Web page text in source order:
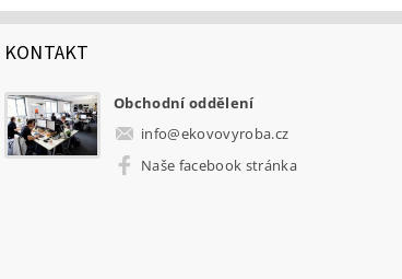
KONTAKT
Obchodní oddělení
info@ekovovyroba.cz
Naše facebook stránka